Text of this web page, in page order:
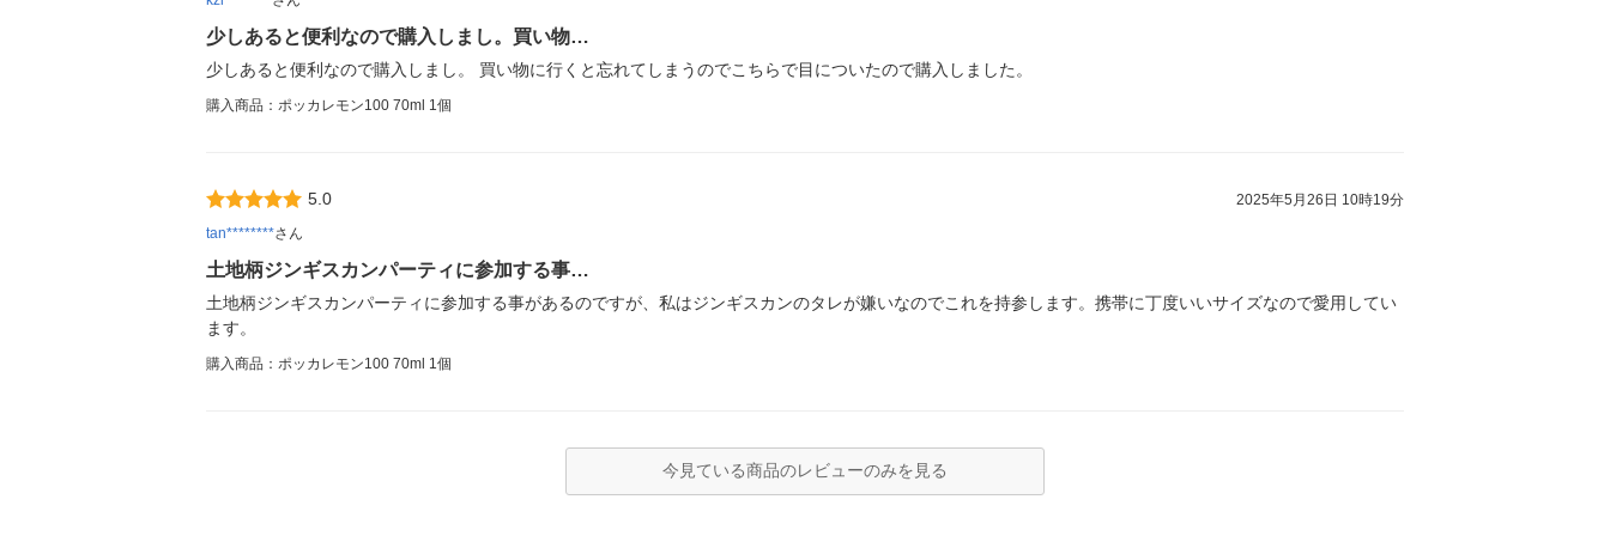
少しあると便利なので購入しまし。買い物…
少しあると便利なので購入しまし。 買い物に行くと忘れてしまうのでこちらで目についたので購入しました。
購入商品：ポッカレモン100 70ml 1個
5.0
2025年5月26日 10時19分
tan********さん
土地柄ジンギスカンパーティに参加する事…
土地柄ジンギスカンパーティに参加する事があるのですが、私はジンギスカンのタレが嫌いなのでこれを持参します。携帯に丁度いいサイズなので愛用してい
ます。
購入商品：ポッカレモン100 70ml 1個
今見ている商品のレビューのみを見る